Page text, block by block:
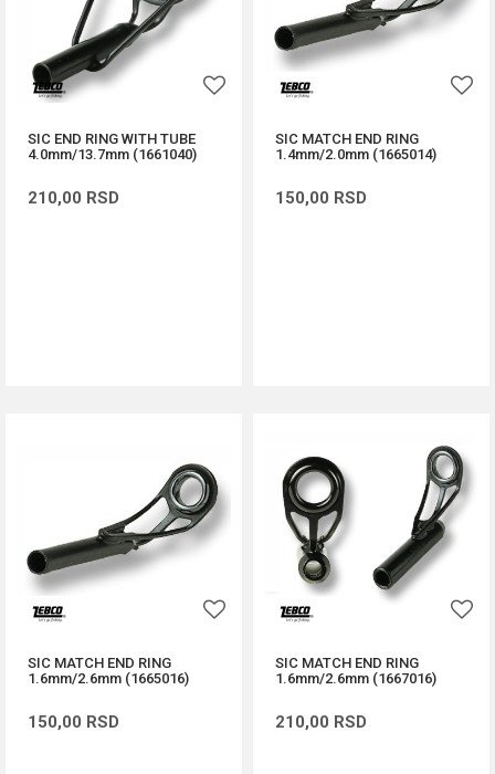
SIC END RING WITH TUBE
4.0mm/13.7mm (1661040)
210,00 RSD
SIC MATCH END RING
1.4mm/2.0mm (1665014)
150,00 RSD
SIC MATCH END RING
1.6mm/2.6mm (1665016)
150,00 RSD
SIC MATCH END RING
1.6mm/2.6mm (1667016)
210,00 RSD